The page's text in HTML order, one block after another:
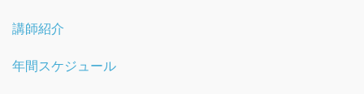
講師紹介
年間スケジュール